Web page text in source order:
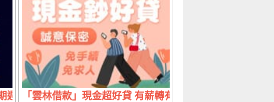
需求
週轉 | 現辦現領 不留車免押證
「雲林借款」現金超好貸 有薪轉有工作 | 就放款 誠意保